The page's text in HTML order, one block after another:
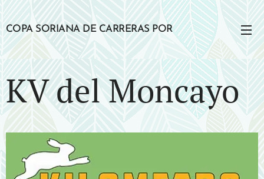
COPA SORIANA DE CARRERAS POR
MONTAÑA
KV del Moncayo